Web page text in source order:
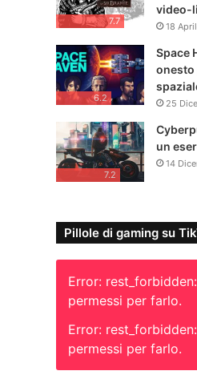
7.7
video-
18
6.2
Space
onesto
25
7.2
un
14
Pillole di gaming su
Error:
permessi per farlo.
Error:
permessi per farlo.